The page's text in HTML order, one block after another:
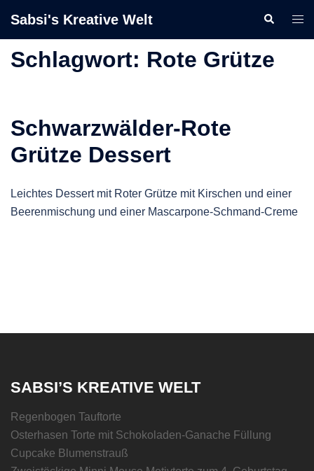
Inhalt
Sabsi's Kreative Welt Suche
Schlagwort: Rote Grütze
Schwarzwälder-Rote
Grütze Dessert
Leichtes Dessert mit Roter Grütze mit Kirschen und einer
Beerenmischung und einer Mascarpone-Schmand-Creme
SABSI’S KREATIVE WELT
Regenbogen Tauftorte
Osterhasen Torte mit Schokoladen-Ganache Füllung
Cupcake Blumenstrauß